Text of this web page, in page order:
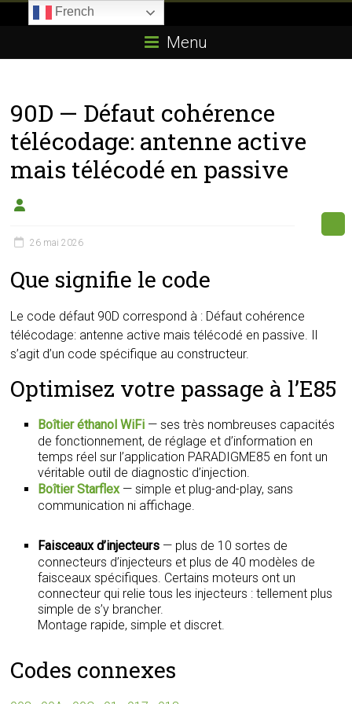
E85.com
passion
boîtier
éthanol
Menu
90D — Défaut cohérence
télécodage: antenne active
mais télécodé en passive
26 mai 2026
Que signifie le code
Le code défaut 90D correspond à : Défaut cohérence
télécodage: antenne active mais télécodé en passive. Il
s’agit d’un code spécifique au constructeur.
Optimisez votre passage à l’E85
Boîtier éthanol WiFi — ses très nombreuses capacités
de fonctionnement, de réglage et d’information en
temps réel sur l’application PARADIGME85 en font un
véritable outil de diagnostic d’injection.
Boîtier Starflex— simple et plug-and-play, sans
communication ni affichage.
Faisceaux d’injecteurs — plus de 10 sortes de
connecteurs d’injecteurs et plus de 40 modèles de
faisceaux spécifiques. Certains moteurs ont un
connecteur qui relie tous les injecteurs : tellement plus
simple de s’y brancher.
Montage rapide, simple et discret.
Codes connexes
French